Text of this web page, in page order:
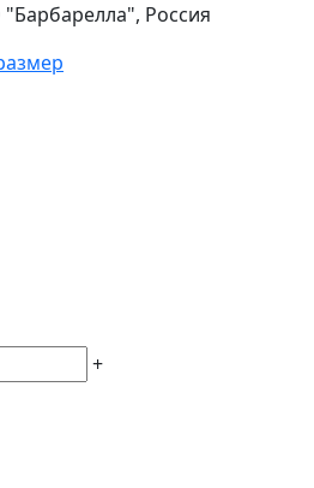
Россия
+